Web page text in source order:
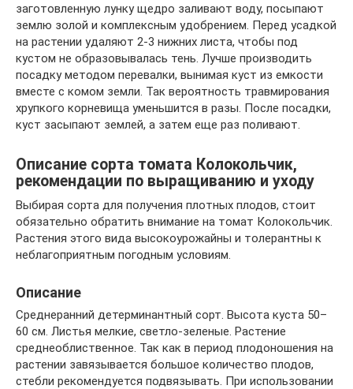
заготовленную лунку щедро заливают воду, посыпают
землю золой и комплексным удобрением. Перед усадкой
на растении удаляют 2-3 нижних листа, чтобы под
кустом не образовывалась тень. Лучше производить
посадку методом перевалки, вынимая куст из емкости
вместе с комом земли. Так вероятность травмирования
хрупкого корневища уменьшится в разы. После посадки,
куст засыпают землей, а затем еще раз поливают.
Описание сорта томата Колокольчик,
рекомендации по выращиванию и уходу
Выбирая сорта для получения плотных плодов, стоит
обязательно обратить внимание на томат Колокольчик.
Растения этого вида высокоурожайны и толерантны к
неблагоприятным погодным условиям.
Описание
Среднеранний детерминантный сорт. Высота куста 50–
60 см. Листья мелкие, светло-зеленые. Растение
среднеоблиственное. Так как в период плодоношения на
растении завязывается большое количество плодов,
стебли рекомендуется подвязывать. При использовании